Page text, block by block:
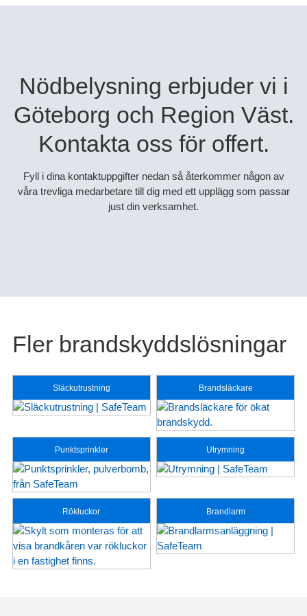
Nödbelysning erbjuder vi i
Göteborg och Region Väst.
Kontakta oss för offert.
Fyll i dina kontaktuppgifter nedan så återkommer någon av
våra trevliga medarbetare till dig med ett upplägg som passar
just din verksamhet.
Fler brandskyddslösningar
Släckutrustning Brandsläckare
Punktsprinkler Utrymning
Rökluckor Brandlarm